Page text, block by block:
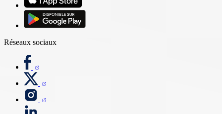
Réseaux sociaux